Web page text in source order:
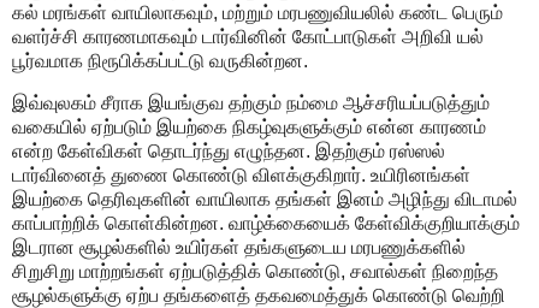
கல் மரங்கள் வாயிலாகவும், மற்றும் மரபணுவியலில் கண்ட பெரும்
வளர்ச்சி காரணமாகவும் டார்வினின் கோட்பாடுகள் அறிவி யல்
பூர்வமாக நிரூபிக்கப்பட்டு வருகின்றன.
இவ்வுலகம் சீராக இயங்குவ தற்கும் நம்மை ஆச்சரியப்படுத்தும்
வகையில் ஏற்படும் இயற்கை நிகழ்வுகளுக்கும் என்ன காரணம்
என்ற கேள்விகள் தொடர்ந்து எழுந்தன. இதற்கும் ரஸ்ஸல்
டார்வினைத் துணை கொண்டு விளக்குகிறார். உயிரினங்கள்
இயற்கை தெரிவுகளின் வாயிலாக தங்கள் இனம் அழிந்து விடாமல்
காப்பாற்றிக் கொள்கின்றன. வாழ்க்கையைக் கேள்விக்குறியாக்கும்
இடரான சூழல்களில் உயிர்கள் தங்களுடைய மரபணுக்களில்
சிறுசிறு மாற்றங்கள் ஏற்படுத்திக் கொண்டு, சவால்கள் நிறைந்த
சூழல்களுக்கு ஏற்ப தங்களைத் தகவமைத்துக் கொண்டு வெற்றி